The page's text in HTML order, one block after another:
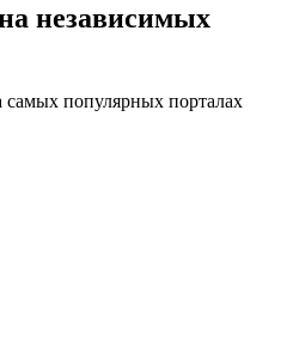
независимых
популярных порталах